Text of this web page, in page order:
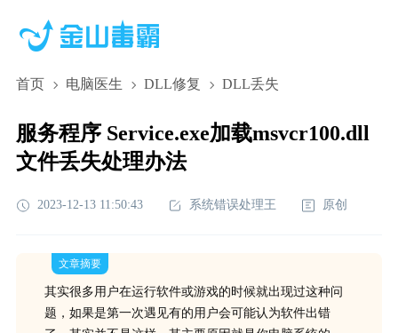
首页 电脑医生 DLL修复 DLL丢失
服务程序 Service.exe加载msvcr100.dll
文件丢失处理办法
2023-12-13 11:50:43 系统错误处理王 原创
文章摘要
其实很多用户在运行软件或游戏的时候就出现过这种问
题，如果是第一次遇见有的用户会可能认为软件出错